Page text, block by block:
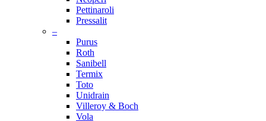
Pettinaroli
Pressalit
–
Purus
Roth
Sanibell
Termix
Toto
Unidrain
Villeroy & Boch
Vola